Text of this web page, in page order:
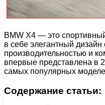
BMW X4 — это
в себе элегантный дизайн
производительностью и
впервые представлена в
самых популярных
Содержание статьи: